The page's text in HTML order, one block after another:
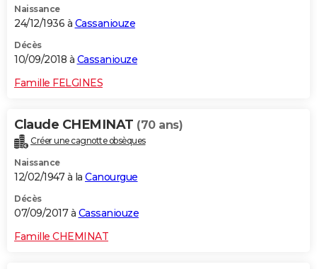
Naissance
24/12/1936 à Cassaniouze
Décès
10/09/2018 à Cassaniouze
Famille FELGINES
Claude CHEMINAT (70 ans)
Créer une cagnotte obsèques
Naissance
12/02/1947 à la Canourgue
Décès
07/09/2017 à Cassaniouze
Famille CHEMINAT